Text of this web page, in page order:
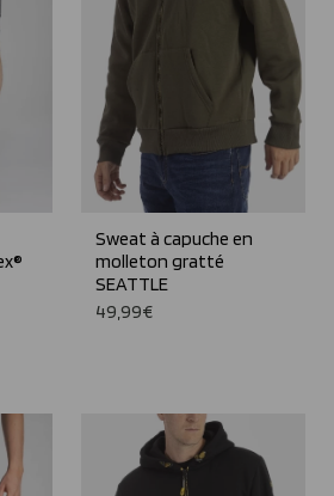
Sweat à capuche en
molleton gratté
SEATTLE
49,99€